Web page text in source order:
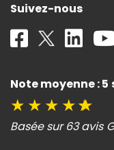
Suivez-nous
Note moyenne : 5
★ ★ ★ ★★
Basée sur 63 avis